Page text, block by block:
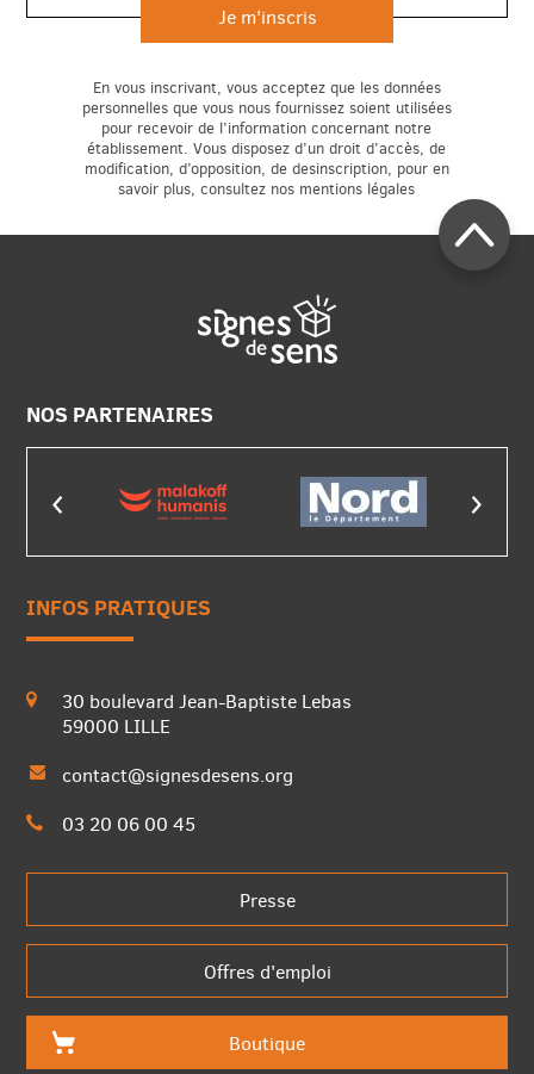
En vous inscrivant, vous acceptez que les données
personnelles que vous nous fournissez soient utilisées
pour recevoir de l’information concernant notre
établissement. Vous disposez d’un droit d’accès, de
modification, d’opposition, de desinscription, pour en
savoir plus, consultez nos mentions légales
NOS PARTENAIRES
INFOS PRATIQUES
30 boulevard Jean-Baptiste Lebas
59000 LILLE
contact@signesdesens.org
03 20 06 00 45
Presse
Offres d'emploi
Boutique